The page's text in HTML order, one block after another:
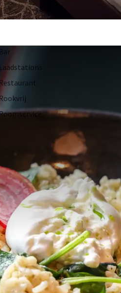
Bar
Laadstations
Restaurant
Rookvrij
per kamer
aankomst, tenzij anders